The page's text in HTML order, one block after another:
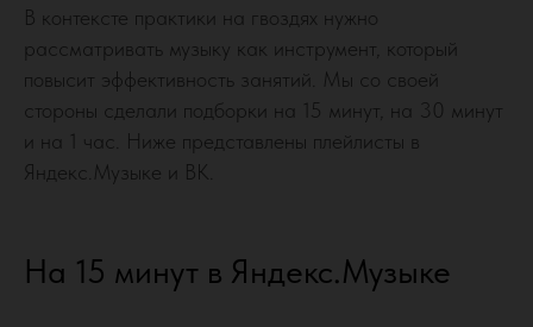
В контексте практики на гвоздях нужно
рассматривать музыку как инструмент, который
повысит эффективность занятий. Мы со своей
стороны сделали подборки на 15 минут, на 30 минут
и на 1 час. Ниже представлены плейлисты в
Яндекс.Музыке и ВК.
На 15 минут в Яндекс.Музыке